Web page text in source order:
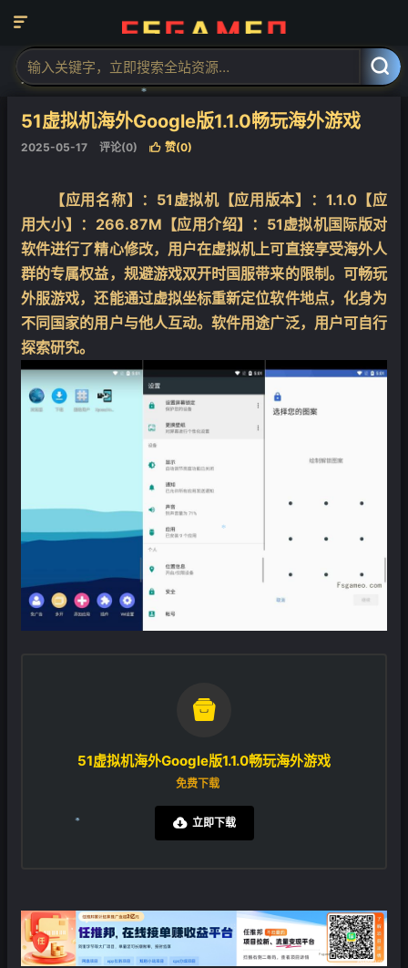


当前位置：福神网-专注分享最实用的软件、工具、资讯
正
文
51虚拟机海外Google版1.1.0畅玩海外游戏
2025-05-17 评论(0)  赞(0)
【应用名称】：51虚拟机【应用版本】：1.1.0【应
用大小】：266.87M【应用介绍】：51虚拟机国际版对
软件进行了精心修改，用户在虚拟机上可直接享受海外人
群的专属权益，规避游戏双开时国服带来的限制。可畅玩
外服游戏，还能通过虚拟坐标重新定位软件地点，化身为
不同国家的用户与他人互动。软件用途广泛，用户可自行
探索研究。

51虚拟机海外Google版1.1.0畅玩海外游戏
免费下载
立即下载